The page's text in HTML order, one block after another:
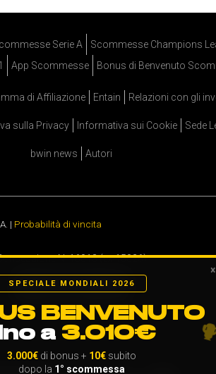
Serie A Scommesse Champions
App Scommesse Bonus di Benvenuto
di Affiliazione Entain Relazioni con gli
sulla Privacy Informativa sui Cookie Sede
bwin news Autori
| Probabilità di vincita
N. 16013 (ex 15026)
GAD 16013 (ex 15026) . ADM - Agenzia
×
SPECIALE MONDIALI 2026
BENVENUTO
a 3.010€
3.000€di bonus + 10€subito
dopo la 1° scommessa